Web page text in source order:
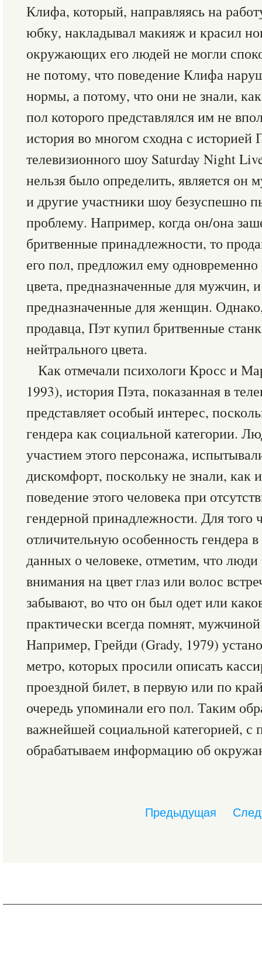
Клифа, который, направляясь на
юбку, накладывал макияж и красил
окружающих его людей не могли
не потому, что поведение Клифа
нормы, а потому, что они не знали,
пол которого представлялся им не
история во многом сходна с историей
телевизионного шоу Saturday Night
нельзя было определить, является
и другие участники шоу безуспешно
проблему. Например, когда он/она
бритвенные принадлежности, то
его пол, предложил ему одновременно
цвета, предназначенные для мужчин, и
предназначенные для женщин.
продавца, Пэт купил бритвенные
нейтрального цвета.
Как отмечали психологи Кросс и
1993), история Пэта, показанная в
представляет особый интерес,
гендера как социальной категории.
участием этого персонажа,
дискомфорт, поскольку не знали, как
поведение этого человека при
гендерной принадлежности. Для того
отличительную особенность гендера
данных о человеке, отметим, что
внимания на цвет глаз или волос
забывают, во что он был одет или
практически всегда помнят,
Например, Грейди (Grady, 1979)
метро, которых просили описать
проездной билет, в первую или по
очередь упоминали его пол. Таким
важнейшей социальной категорией,
обрабатываем информацию об
Предыдущая